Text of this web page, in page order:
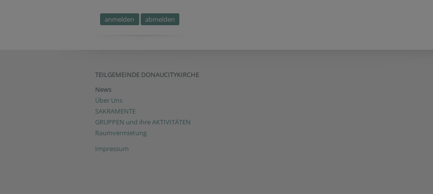
TEILGEMEINDE DONAUCITYKIRCHE
News
Über Uns
SAKRAMENTE
GRUPPEN und ihre AKTIVITÄTEN
Raumvermietung
Impressum